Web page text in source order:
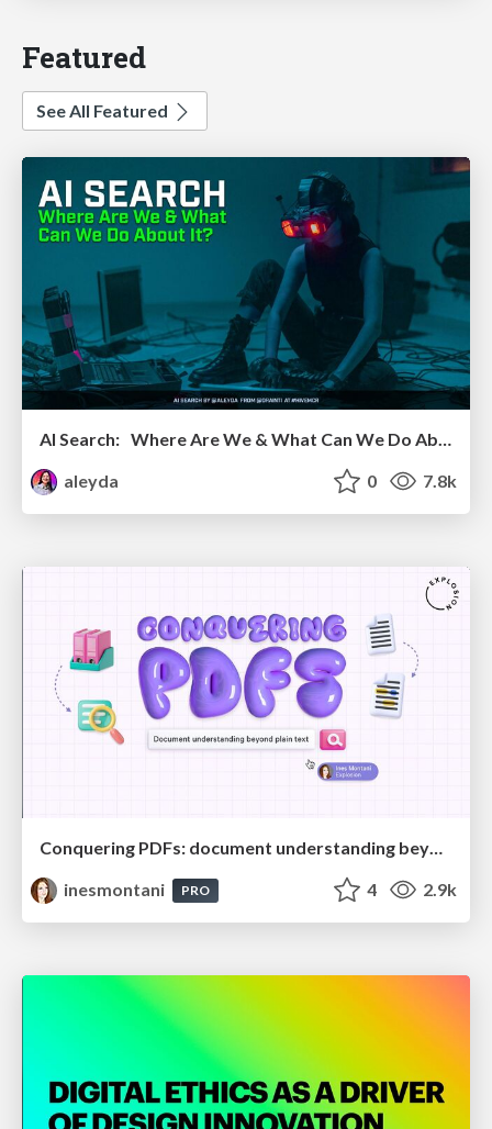
Featured
See All Featured
aleyda
0 7.8k
Conquering PDFs: document understanding beyond plain text
inesmontani
PRO 4 2.9k